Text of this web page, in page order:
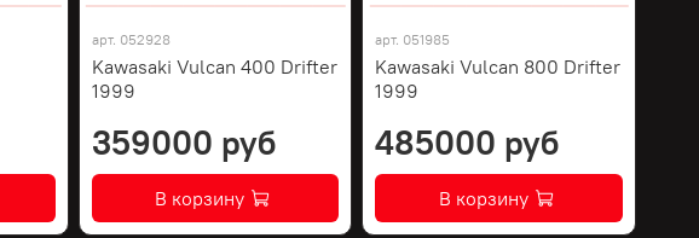
арт. 052928
Kawasaki Vulcan 400 Drifter
1999
359000 руб
В корзину
арт. 051985
Kawasaki Vulcan 800 Drifter
1999
485000 руб
В корзину